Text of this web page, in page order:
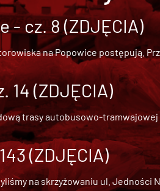
- cz. 8 (ZDJĘCIA)
na Popowice postępują.
14 (ZDJĘCIA)
trasy autobusowo-tramwajowej
(ZDJĘCIA)
na skrzyżowaniu ul. Jedności